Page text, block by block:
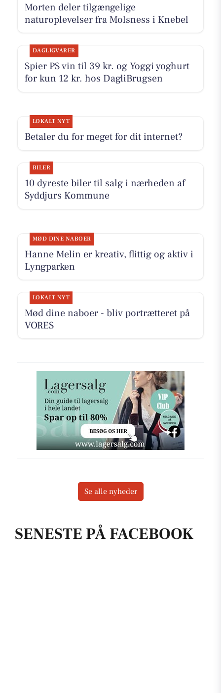
SENESTE PÅ FACEBOOK
Morten deler tilgængelige
naturoplevelser fra Molsness i Knebel
DAGLIGVARER
Spier PS vin til 39 kr. og Yoggi yoghurt
for kun 12 kr. hos DagliBrugsen
LOKALT NYT
Betaler du for meget for dit internet?
BILER
10 dyreste biler til salg i nærheden af
Syddjurs Kommune
MØD DINE NABOER
Hanne Melin er kreativ, flittig og aktiv i
Lyngparken
LOKALT NYT
Mød dine naboer - bliv portrætteret på
VORES
Se alle nyheder